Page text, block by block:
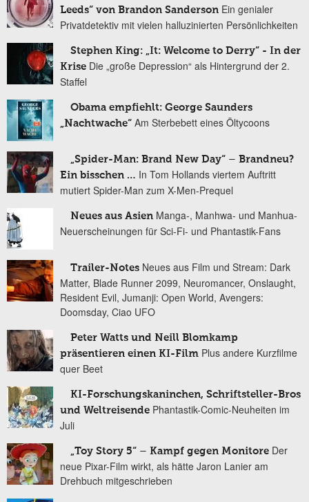
Leeds“ von Brandon Sanderson Ein genialer
Privatdetektiv mit vielen halluzinierten Persönlichkeiten
Stephen King: „It: Welcome to Derry“ - In der
Krise Die „große Depression“ als Hintergrund der 2.
Staffel
Obama empfiehlt: George Saunders
„Nachtwache“ Am Sterbebett eines Öltycoons
„Spider-Man: Brand New Day“ – Brandneu?
Ein bisschen … In Tom Hollands viertem Auftritt
mutiert Spider-Man zum X-Men-Prequel
Neues aus Asien Manga-, Manhwa- und Manhua-
Neuerscheinungen für Sci-Fi- und Phantastik-Fans
Trailer-Notes Neues aus Film und Stream: Dark
Matter, Blade Runner 2099, Neuromancer, Onslaught,
Resident Evil, Jumanji: Open World, Avengers:
Doomsday, Ciao UFO
Peter Watts und Neill Blomkamp
präsentieren einen KI-Film Plus andere Kurzfilme
quer Beet
KI-Forschungskaninchen, Schriftsteller-Bros
und Weltreisende Phantastik-Comic-Neuheiten im
Juli
„Toy Story 5“ – Kampf gegen Monitore Der
neue Pixar-Film wirkt, als hätte Jaron Lanier am
Drehbuch mitgeschrieben